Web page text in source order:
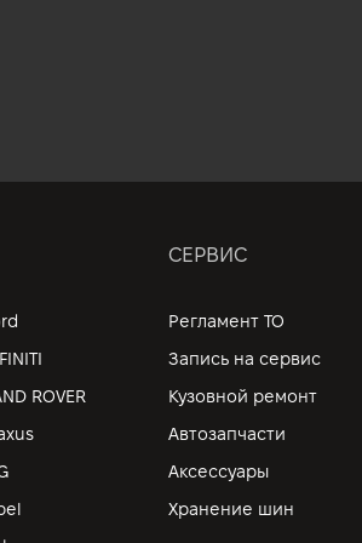
ROVER
СЕРВИС
Регламент ТО
Запись на сервис
Кузовной ремонт
Автозапчасти
Аксессуары
Хранение шин